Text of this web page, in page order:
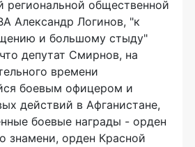
региональной общественной
Александр Логинов, "к
и большому стыду"
депутат Смирнов, на
времени
боевым офицером и
действий в Афганистане,
боевые награды - орден
знамени, орден Красной